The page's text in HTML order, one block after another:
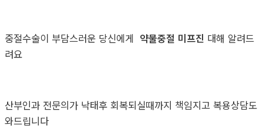
중절수술이 부담스러운 당신에게 약물중절 미프진 대해 알려드
려요
산부인과 전문의가 낙태후 회복되실때까지 책임지고 복용상담도
와드립니다